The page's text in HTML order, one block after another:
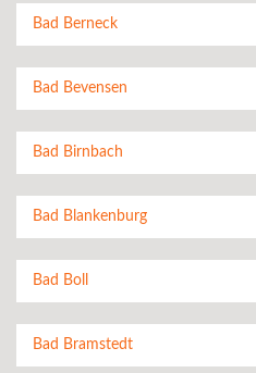
Bad Berneck
Bad Bevensen
Bad Birnbach
Bad Blankenburg
Bad Boll
Bad Bramstedt